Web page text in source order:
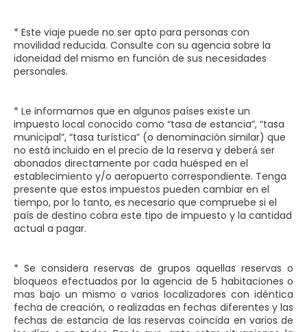
* Este viaje puede no ser apto para personas con
movilidad reducida. Consulte con su agencia sobre la
idoneidad del mismo en función de sus necesidades
personales.
* Le informamos que en algunos países existe un
impuesto local conocido como “tasa de estancia”, “tasa
municipal”, “tasa turística” (o denominación similar) que
no está incluido en el precio de la reserva y deberá́ ser
abonados directamente por cada huésped en el
establecimiento y/o aeropuerto correspondiente. Tenga
presente que estos impuestos pueden cambiar en el
tiempo, por lo tanto, es necesario que compruebe si el
país de destino cobra este tipo de impuesto y la cantidad
actual a pagar.
* Se considera reservas de grupos aquellas reservas o
bloqueos efectuados por la agencia de 5 habitaciones o
mas bajo un mismo o varios localizadores con idéntica
fecha de creación, o realizadas en fechas diferentes y las
fechas de estancia de las reservas coincida en varios de